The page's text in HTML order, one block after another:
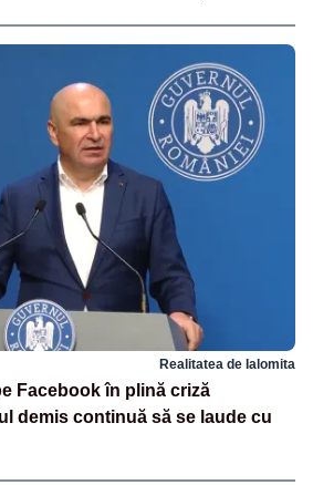
Realitatea de Ialomita
Facebook în plină criză
demis continuă să se laude cu